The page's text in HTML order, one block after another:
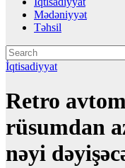
Mədəniyyət
Təhsil
İqtisadiyyat
Retro
rüsumdan
nəyi